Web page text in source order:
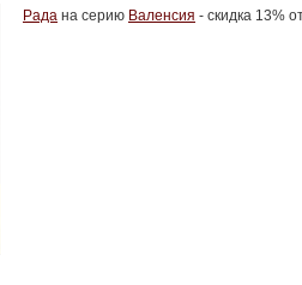
Рада на серию Валенсия - скидка 13%